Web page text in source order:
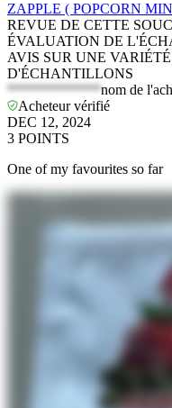
ZAPPLE ( POPCORN
REVUE DE CETTE
ÉVALUATION DE
AVIS SUR UNE
D'ÉCHANTILLONS
*************nom de
Acheteur vérifié
DEC 12, 2024
3 POINTS
One of my favourites so far